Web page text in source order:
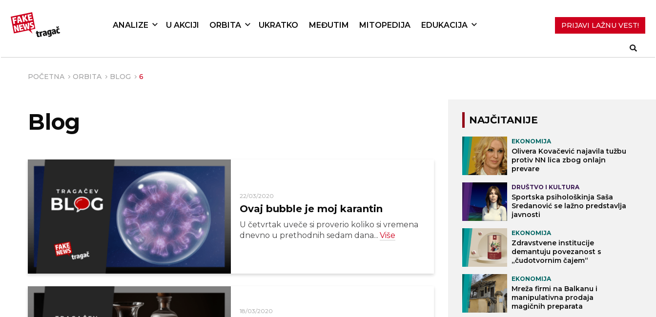
ANALIZE U AKCIJI ORBITA UKRATKO MEĐUTIM MITOPEDIJA EDUKACIJA PRIJAVI LAŽNU VEST!
POČETNA ORBITA BLOG 6
Blog
22/03/2020
Ovaj bubble je moj karantin
U četvrtak uveče si proverio koliko si vremena
dnevno u prethodnih sedam dana... Više
18/03/2020
NAJČITANIJE
EKONOMIJA
Olivera Kovačević najavila tužbu
protiv NN lica zbog onlajn
prevare
DRUŠTVO I KULTURA
Sportska psihološkinja Saša
Sredanović se lažno predstavlja
javnosti
EKONOMIJA
Zdravstvene institucije
demantuju povezanost s
„čudotvornim čajem“
EKONOMIJA
Mreža firmi na Balkanu i
manipulativna prodaja
magičnih preparata